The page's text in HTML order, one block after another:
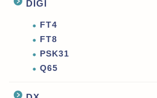
DIGI
FT4
FT8
PSK31
Q65